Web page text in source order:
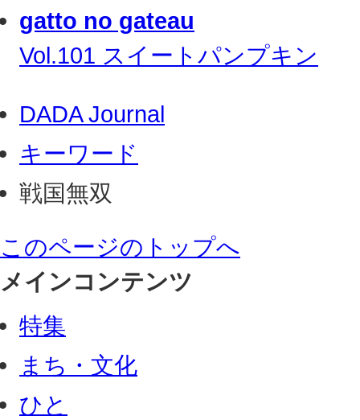
gatto no gateau
Vol.101 スイートパンプキン
DADA Journal
キーワード
戦国無双
このページのトップへ
メインコンテンツ
特集
まち・文化
ひと